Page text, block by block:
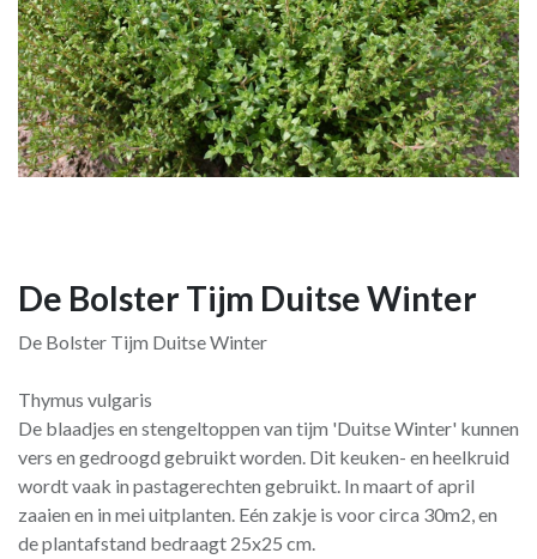
De Bolster Tijm Duitse Winter
De Bolster Tijm Duitse Winter
Thymus vulgaris
De blaadjes en stengeltoppen van tijm 'Duitse Winter' kunnen
vers en gedroogd gebruikt worden. Dit keuken- en heelkruid
wordt vaak in pastagerechten gebruikt. In maart of april
zaaien en in mei uitplanten. Eén zakje is voor circa 30m2, en
de plantafstand bedraagt 25x25 cm.